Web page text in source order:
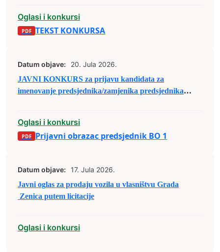
Oglasi i konkursi
TEKST KONKURSA
Datum objave:
20. Jula 2026.
JAVNI KONKURS za prijavu kandidata za
imenovanje predsjednika/zamjenika predsjednika
Oglasi i konkursi
Prijavni obrazac predsjednik BO 1
Datum objave:
17. Jula 2026.
Javni oglas za prodaju vozila u vlasništvu Grada
Zenica putem licitacije
Oglasi i konkursi